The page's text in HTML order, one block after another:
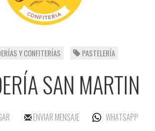
Y CONFITERÍAS PASTELERÍA
SAN MARTIN
ENVIAR MENSAJE WHATSAPP